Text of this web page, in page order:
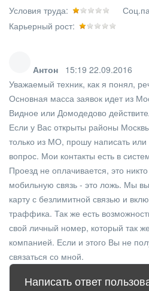
Условия труда:
Карьерный рост:
Антон 15:19 22.09.2016
Уважаемый техник, как я понял,
Основная масса заявок идет из
Видное или Домодедово
Если у Вас открыты районы
только из МО, прошу написать
вопрос. Мои контакты есть в
Проезд не оплачивается, это
мобильную связь - это ложь. Мы
карту с безлимитной связью и
траффика. Так же есть
свой личный номер, который так
компанией. Если и этого Вы не
связаться со мной.
Написать ответ